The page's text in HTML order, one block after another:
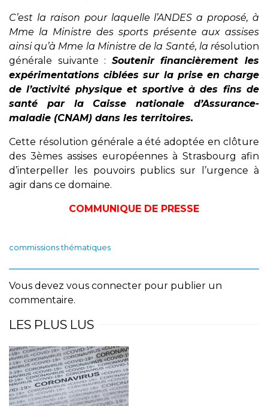
C’est la raison pour laquelle l’ANDES a proposé, à
Mme la Ministre des sports présente aux assises
ainsi qu’à Mme la Ministre de la Santé, la résolution
générale suivante : Soutenir financièrement les
expérimentations ciblées sur la prise en charge
de l’activité physique et sportive à des fins de
santé par la Caisse nationale d’Assurance-
maladie (CNAM) dans les territoires.
Cette résolution générale a été adoptée en clôture
des 3èmes assises européennes à Strasbourg afin
d’interpeller les pouvoirs publics sur l’urgence à
agir dans ce domaine.
COMMUNIQUE DE PRESSE
commissions thématiques
Vous devez vous connecter pour publier un
commentaire.
LES PLUS LUS